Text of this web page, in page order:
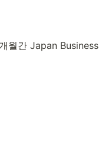
월간 Japan Business